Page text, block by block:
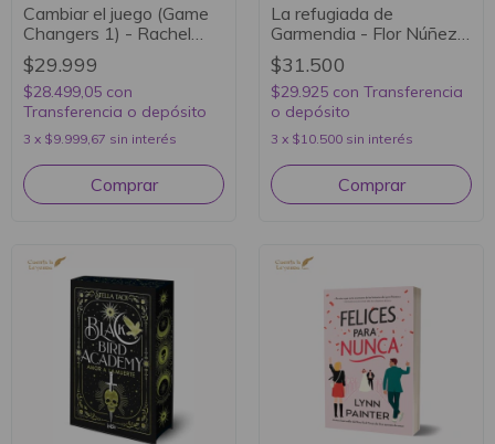
Cambiar el juego (Game
Changers 1) - Rachel
Reid
$29.999
$28.499,05 con
Transferencia o depósito
3 x $9.999,67 sin interés
La refugiada de
Garmendia - Flor Núñez
Graiño
$31.500
$29.925 con Transferencia
o depósito
3 x $10.500 sin interés